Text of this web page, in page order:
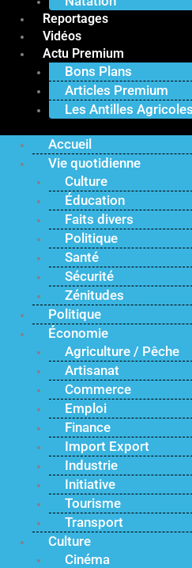
Reportages
Vidéos
Actu Premium
Bons Plans
Articles Premium
Les Antilles Agricoles
Accueil
Vie quotidienne
Culture
Éducation
Faits divers
Politique
Santé
Sécurité
Zénitudes
Politique
Économie
Agriculture / Pêche
Artisanat
Commerce
Emploi
Finance
Import Export
Industrie
Initiative
Tourisme
Transport
Culture
Cinéma